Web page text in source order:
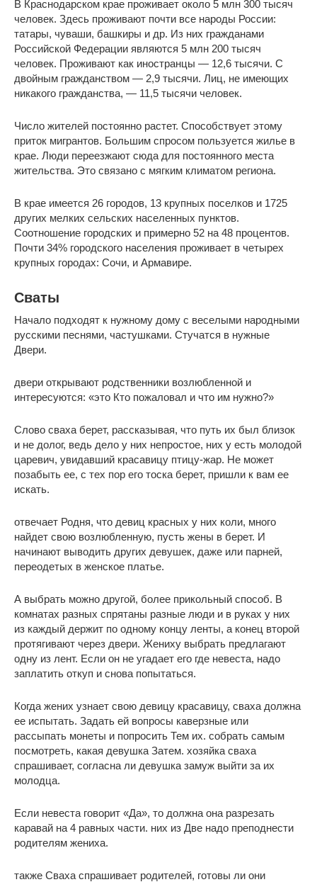
В Краснодарском крае проживает около 5 млн 300 тысяч
человек. Здесь проживают почти все народы России:
татары, чуваши, башкиры и др. Из них гражданами
Российской Федерации являются 5 млн 200 тысяч
человек. Проживают как иностранцы — 12,6 тысячи. С
двойным гражданством — 2,9 тысячи. Лиц, не имеющих
никакого гражданства, — 11,5 тысячи человек.
Число жителей постоянно растет. Способствует этому
приток мигрантов. Большим спросом пользуется жилье в
крае. Люди переезжают сюда для постоянного места
жительства. Это связано с мягким климатом региона.
В крае имеется 26 городов, 13 крупных поселков и 1725
других мелких сельских населенных пунктов.
Соотношение городских и примерно 52 на 48 процентов.
Почти 34% городского населения проживает в четырех
крупных городах: Сочи, и Армавире.
Сваты
Начало подходят к нужному дому с веселыми народными
русскими песнями, частушками. Стучатся в нужные
Двери.
двери открывают родственники возлюбленной и
интересуются: «это Кто пожаловал и что им нужно?»
Слово сваха берет, рассказывая, что путь их был близок
и не долог, ведь дело у них непростое, них у есть молодой
царевич, увидавший красавицу птицу-жар. Не может
позабыть ее, с тех пор его тоска берет, пришли к вам ее
искать.
отвечает Родня, что девиц красных у них коли, много
найдет свою возлюбленную, пусть жены в берет. И
начинают выводить других девушек, даже или парней,
переодетых в женское платье.
А выбрать можно другой, более прикольный способ. В
комнатах разных спрятаны разные люди и в руках у них
из каждый держит по одному концу ленты, а конец второй
протягивают через двери. Жениху выбрать предлагают
одну из лент. Если он не угадает его где невеста, надо
заплатить откуп и снова попытаться.
Когда жених узнает свою девицу красавицу, сваха должна
ее испытать. Задать ей вопросы каверзные или
рассыпать монеты и попросить Тем их. собрать самым
посмотреть, какая девушка Затем. хозяйка сваха
спрашивает, согласна ли девушка замуж выйти за их
молодца.
Если невеста говорит «Да», то должна она разрезать
каравай на 4 равных части. них из Две надо преподнести
родителям жениха.
также Сваха спрашивает родителей, готовы ли они